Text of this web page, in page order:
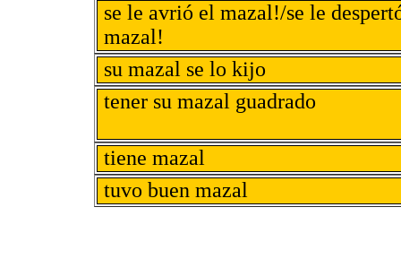
se le avrió el mazal!/se le
mazal!
su mazal se lo kijo
tener su mazal guadrado
tiene mazal
tuvo buen mazal